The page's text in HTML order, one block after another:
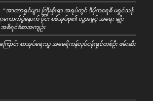
အာဏာရှင်များ ကြီးစိုးရာ အရပ်တွင် ဒီမိုကရေစီ မရှင်သန်
ောက်ပွဲနောက် ပိုင်း စစ်အုပ်စု၏ လူ့အခွင့် အရေး ချိုး
စီရင်ခံစာအကျဉ်း
ာင်း စာအုပ်ရေးသူ အမေရိကန်လုပ်ငန်းရှင်တစ်ဦး ဖမ်းဆီး